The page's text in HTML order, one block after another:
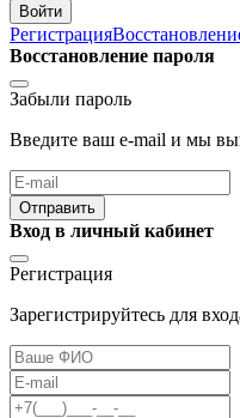
Войти
Регистрация
Восстановление пароля
Забыли пароль
Введите ваш e-mail и мы
Отправить
Вход в личный кабинет
Регистрация
Зарегистрируйтесь для